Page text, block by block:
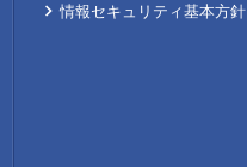
情報セキュリティ基本方針